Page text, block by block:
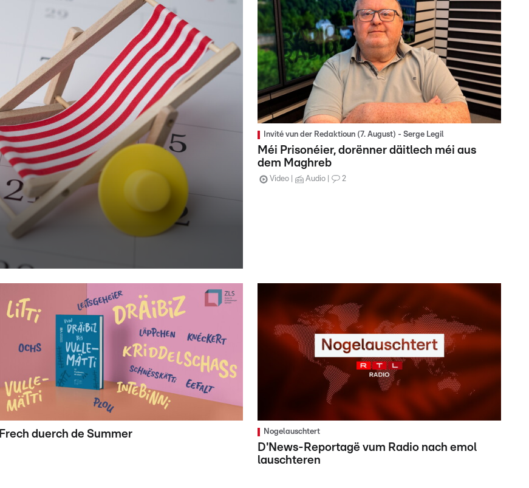
Invité vun der Redaktioun (7. August) - Serge Legil
Méi Prisonéier, dorënner däitlech méi aus
dem Maghreb
Video Audio 2
Frech duerch de Summer Nogelauschtert
D'News-Reportagë vum Radio nach emol
lauschteren